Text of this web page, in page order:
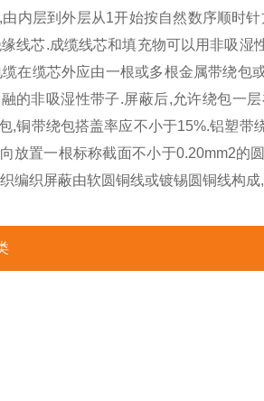
内层到外层从1开始按自然数序顺时
线芯.成缆线芯和填充物可以用非吸
在缆芯外应由一根或多根金属带绕
的非吸湿性带子.屏蔽后,允许绕包一
,铜带绕包搭盖率应不小于15%.铝塑
放置一根标称截面不小于0.20mm2的
编织屏蔽由软圆铜线或镀锡圆铜线构